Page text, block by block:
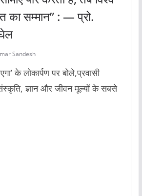
का सम्मान” : — प्रो.
Sandesh
के लोकार्पण पर बोले,प्रवासी
ज्ञान और जीवन मूल्यों के सबसे